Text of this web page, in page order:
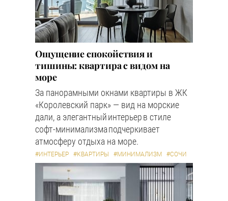
Ощущение спокойствия и
тишины: квартира с видом на
море
За панорамными окнами квартиры в ЖК
«Королевский парк» — вид на морские
дали, а элегантный интерьер в стиле
софт-минимализма подчеркивает
атмосферу отдыха на море.
#ИНТЕРЬЕР #КВАРТИРЫ #МИНИМАЛИЗМ #СОЧИ